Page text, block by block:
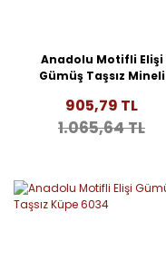
Anadolu Motifli Elişi
Gümüş Taşsız Mineli
905,79 TL
1.065,64 TL